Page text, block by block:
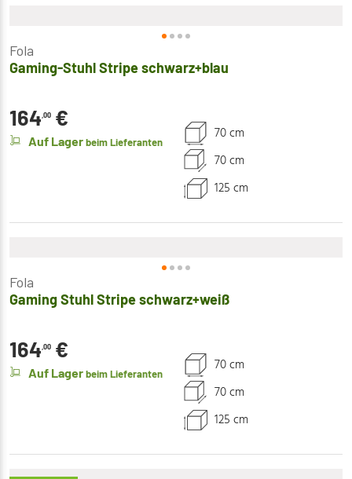
Fola
Gaming-Stuhl Stripe schwarz+blau
164,00 €
Auf Lagerbeim Lieferanten
70 cm
70 cm
125 cm
Fola
Gaming Stuhl Stripe schwarz+weiß
164,00 €
Auf Lagerbeim Lieferanten
70 cm
70 cm
125 cm